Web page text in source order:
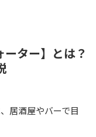
ター】とは？
居酒屋やバーで目